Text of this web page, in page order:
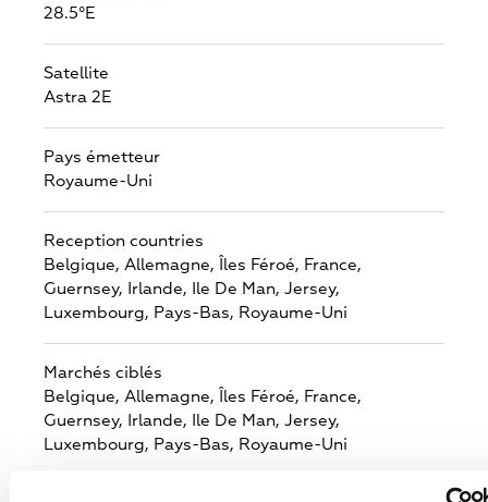
28.5°E
Satellite
Astra 2E
Pays émetteur
Royaume-Uni
Reception countries
Belgique, Allemagne, Îles Féroé, France,
Guernsey,
Irlande, Ile De Man, Jersey,
Luxembourg, Pays-Bas, Royaume-Uni
Marchés ciblés
Belgique, Allemagne, Îles Féroé, France,
Guernsey,
Irlande, Ile De Man, Jersey,
Luxembourg, Pays-Bas, Royaume-Uni